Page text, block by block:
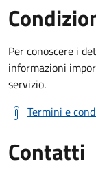
Per conoscere i
informazioni
servizio.
Termini e
Contatti